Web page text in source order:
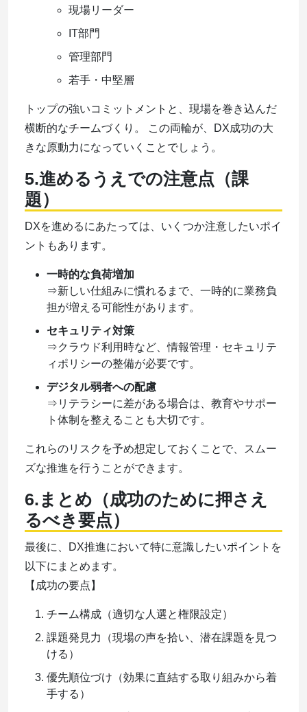
現場リーダー
IT部門
管理部門
若手・中堅層
トップの強いコミットメントと、現場を巻き込んだ
横断的なチームづくり。 この両輪が、DX成功の大
きな原動力になっていくことでしょう。
5.進めるうえでの注意点（課
題）
DXを進めるにあたっては、いくつか注意したいポイ
ントもあります。
一時的な負荷増加
⇒新しい仕組みに慣れるまで、一時的に業務負
担が増える可能性があります。
セキュリティ対策
⇒クラウド利用時など、情報管理・セキュリテ
ィポリシーの整備が必要です。
デジタル弱者への配慮
⇒リテラシーに差がある場合は、教育やサポー
ト体制を整えることも大切です。
これらのリスクを予め想定しておくことで、スムー
ズな推進を行うことができます。
6.まとめ（成功のために押さえ
るべき要点）
最後に、DX推進において特に意識したいポイントを
以下にまとめます。
【成功の要点】
チーム構成（適切な人選と権限設定）
課題発見力（現場の声を拾い、潜在課題を見つ
ける）
優先順位づけ（効果に直結する取り組みから着
手する）